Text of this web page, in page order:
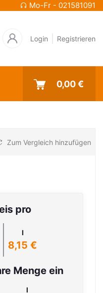
Mo-Fr - 021581091
Login Registrieren
0,00 €
Zum Vergleich hinzufügen
pro
l
8,15 €
Menge ein
l